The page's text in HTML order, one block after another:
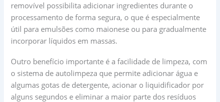
removível possibilita adicionar ingredientes durante o
processamento de forma segura, o que é especialmente
útil para emulsões como maionese ou para gradualmente
incorporar líquidos em massas.
Outro benefício importante é a facilidade de limpeza, com
o sistema de autolimpeza que permite adicionar água e
algumas gotas de detergente, acionar o liquidificador por
alguns segundos e eliminar a maior parte dos resíduos